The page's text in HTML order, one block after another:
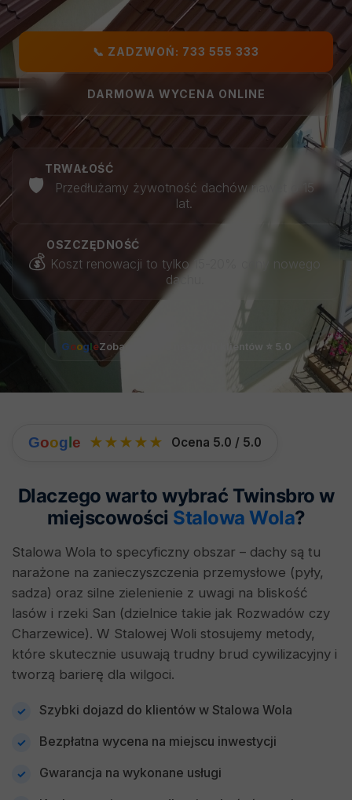
📞 ZADZWOŃ: 733 555 333
DARMOWA WYCENA ONLINE
🛡️
TRWAŁOŚĆ
Przedłużamy żywotność dachów nawet o 15
lat.
💰
OSZCZĘDNOŚĆ
Koszt renowacji to tylko 15-20% ceny nowego
dachu.
GoogleZobacz opinie naszych klientów ⭐ 5.0
Goog e ★★★★★ Ocena 5.0 / 5.0
Dlaczego warto wybrać Twinsbro w
miejscowości Stalowa Wola?
Stalowa Wola to specyficzny obszar – dachy są tu
narażone na zanieczyszczenia przemysłowe (pyły,
sadza) oraz silne zielenienie z uwagi na bliskość
lasów i rzeki San (dzielnice takie jak Rozwadów czy
Charzewice). W Stalowej Woli stosujemy metody,
które skutecznie usuwają trudny brud cywilizacyjny i
tworzą barierę dla wilgoci.
Szybki dojazd do klientów w Stalowa Wola
Bezpłatna wycena na miejscu inwestycji
Gwarancja na wykonane usługi